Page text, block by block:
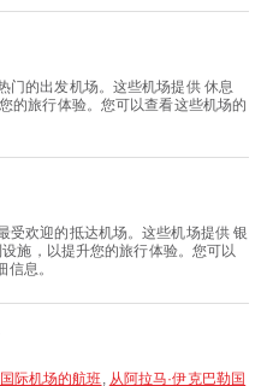
门的出发机场。这些机场提供 休息
的旅行体验。您可以查看这些机场的
受欢迎的抵达机场。这些机场提供 银
施，以提升您的旅行体验。您可以
息。
际机场的航班, 从阿拉马·伊克巴勒国